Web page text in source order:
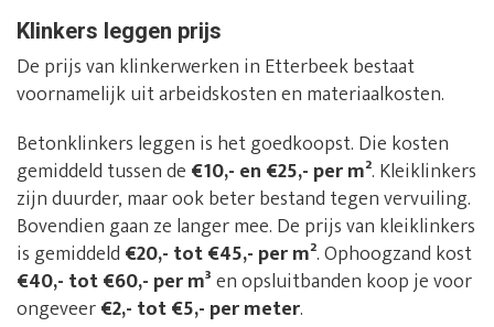
Klinkers leggen prijs
De prijs van klinkerwerken in Etterbeek bestaat
voornamelijk uit arbeidskosten en materiaalkosten.
Betonklinkers leggen is het goedkoopst. Die kosten
gemiddeld tussen de €10,- en €25,- per m². Kleiklinkers
zijn duurder, maar ook beter bestand tegen vervuiling.
Bovendien gaan ze langer mee. De prijs van kleiklinkers
is gemiddeld €20,- tot €45,- per m². Ophoogzand kost
€40,- tot €60,- per m³en opsluitbanden koop je voor
ongeveer€2,- tot €5,- per meter.